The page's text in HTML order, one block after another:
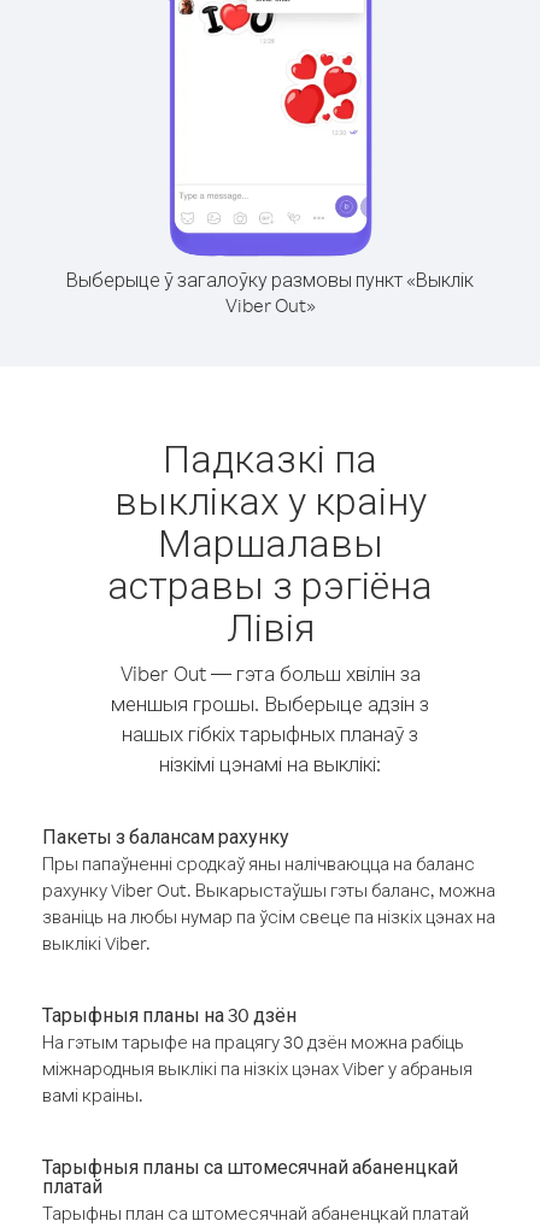
Выберыце ў загалоўку размовы пункт «Выклік
Viber Out»
Падказкі па
выкліках у краіну
Маршалавы
астравы з рэгіёна
Лівія
Viber Out — гэта больш хвілін за
меншыя грошы. Выберыце адзін з
нашых гібкіх тарыфных планаў з
нізкімі цэнамі на выклікі:
Пакеты з балансам рахунку
Пры папаўненні сродкаў яны налічваюцца на баланс
рахунку Viber Out. Выкарыстаўшы гэты баланс, можна
званіць на любы нумар па ўсім свеце па нізкіх цэнах на
выклікі Viber.
Тарыфныя планы на 30 дзён
На гэтым тарыфе на працягу 30 дзён можна рабіць
міжнародныя выклікі па нізкіх цэнах Viber у абраныя
вамі краіны.
Тарыфныя планы са штомесячнай абаненцкай
платай
Тарыфны план са штомесячнай абаненцкай платай